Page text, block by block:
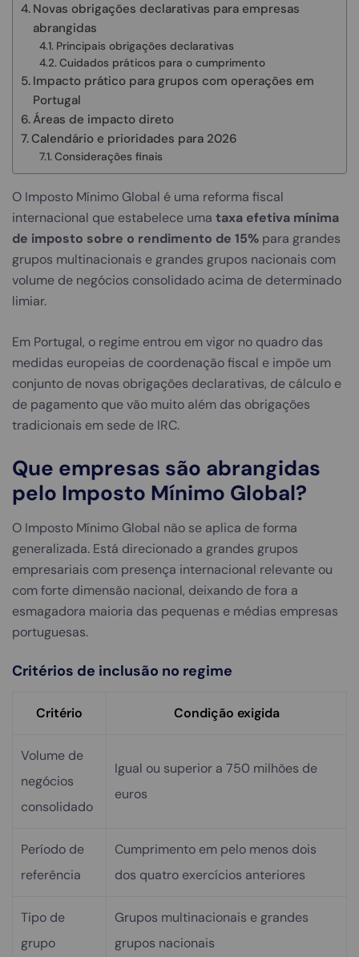
Novas obrigações declarativas para empresas
abrangidas
Principais obrigações declarativas
Cuidados práticos para o cumprimento
Impacto prático para grupos com operações em
Portugal
Áreas de impacto direto
Calendário e prioridades para 2026
Considerações finais
O Imposto Mínimo Global é uma reforma fiscal
internacional que estabelece uma taxa efetiva mínima
de imposto sobre o rendimento de 15% para grandes
grupos multinacionais e grandes grupos nacionais com
volume de negócios consolidado acima de determinado
limiar.
Em Portugal, o regime entrou em vigor no quadro das
medidas europeias de coordenação fiscal e impõe um
conjunto de novas obrigações declarativas, de cálculo e
de pagamento que vão muito além das obrigações
tradicionais em sede de IRC.
Que empresas são abrangidas
pelo Imposto Mínimo Global?
O Imposto Mínimo Global não se aplica de forma
generalizada. Está direcionado a grandes grupos
empresariais com presença internacional relevante ou
com forte dimensão nacional, deixando de fora a
esmagadora maioria das pequenas e médias empresas
portuguesas.
Critérios de inclusão no regime
Critério Condição exigida
Volume de
negócios
consolidado
Igual ou superior a 750 milhões de
euros
Período de
referência
Cumprimento em pelo menos dois
dos quatro exercícios anteriores
Tipo de
grupo
Grupos multinacionais e grandes
grupos nacionais